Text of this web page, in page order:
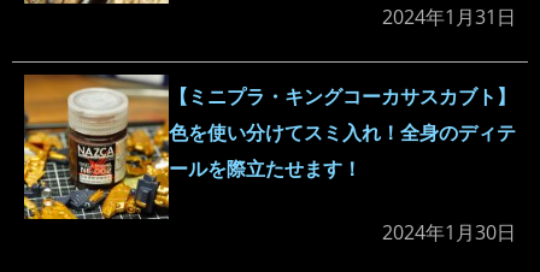
2024年1月31日
【ミニプラ・キングコーカサスカブト】
色を使い分けてスミ入れ！全身のディテ
ールを際立たせます！
2024年1月30日